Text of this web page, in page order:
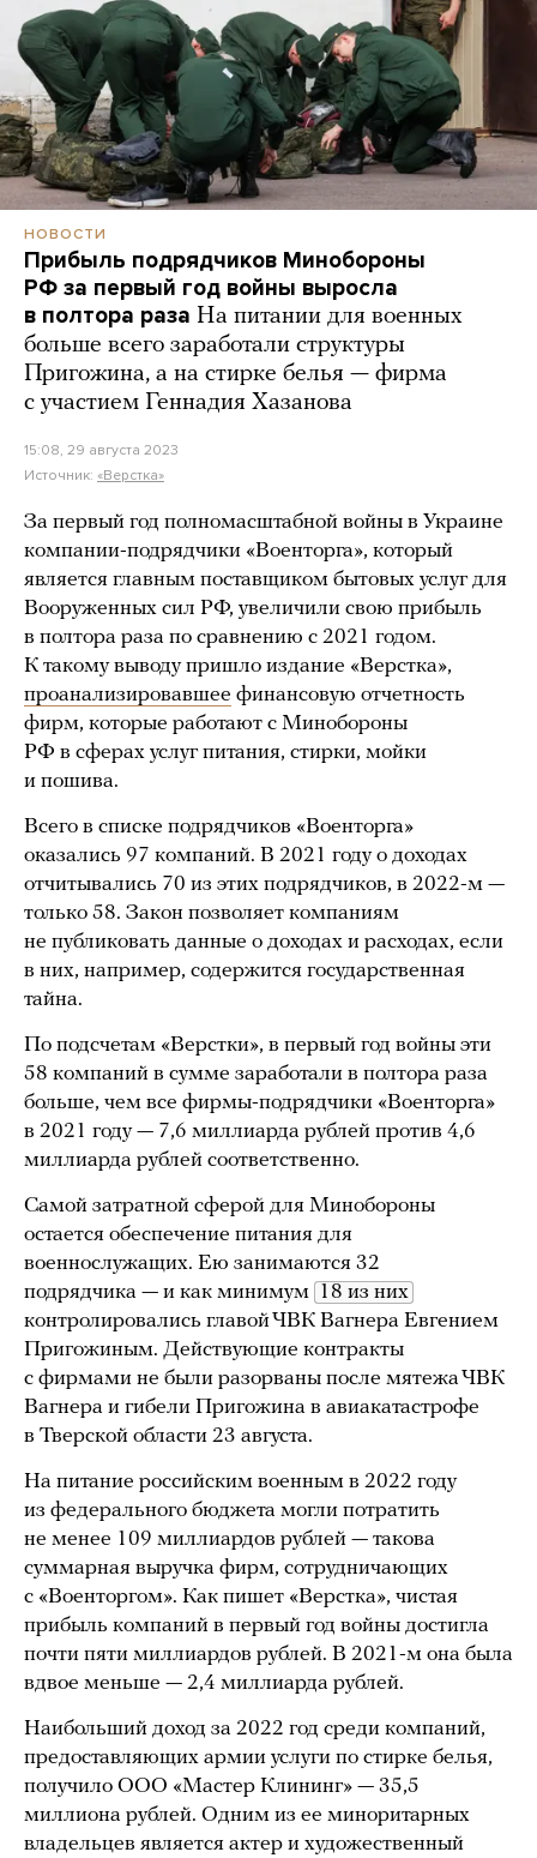
НОВОСТИ
Прибыль подрядчиков Минобороны
РФ за первый год войны выросла
в полтора раза На питании для военных
больше всего заработали структуры
Пригожина, а на стирке белья — фирма
с участием Геннадия Хазанова
15:08, 29 августа 2023
Источник: «Верстка»
За первый год полномасштабной войны в Украине
компании-подрядчики «Военторга», который
является главным поставщиком бытовых услуг для
Вооруженных сил РФ, увеличили свою прибыль
в полтора раза по сравнению с 2021 годом.
К такому выводу пришло издание «Верстка»,
проанализировавшее финансовую отчетность
фирм, которые работают с Минобороны
РФ в сферах услуг питания, стирки, мойки
и пошива.
Всего в списке подрядчиков «Военторга»
оказались 97 компаний. В 2021 году о доходах
отчитывались 70 из этих подрядчиков, в 2022-м —
только 58. Закон позволяет компаниям
не публиковать данные о доходах и расходах, если
в них, например, содержится государственная
тайна.
По подсчетам «Верстки», в первый год войны эти
58 компаний в сумме заработали в полтора раза
больше, чем все фирмы-подрядчики «Военторга»
в 2021 году — 7,6 миллиарда рублей против 4,6
миллиарда рублей соответственно.
Самой затратной сферой для Минобороны
остается обеспечение питания для
военнослужащих. Ею занимаются 32
подрядчика — и как минимум 18 из них
контролировались главой ЧВК Вагнера Евгением
Пригожиным. Действующие контракты
с фирмами не были разорваны после мятежа ЧВК
Вагнера и гибели Пригожина в авиакатастрофе
в Тверской области 23 августа.
На питание российским военным в 2022 году
из федерального бюджета могли потратить
не менее 109 миллиардов рублей — такова
суммарная выручка фирм, сотрудничающих
с «Военторгом». Как пишет «Верстка», чистая
прибыль компаний в первый год войны достигла
почти пяти миллиардов рублей. В 2021-м она была
вдвое меньше — 2,4 миллиарда рублей.
Наибольший доход за 2022 год среди компаний,
предоставляющих армии услуги по стирке белья,
получило ООО «Мастер Клининг» — 35,5
миллиона рублей. Одним из ее миноритарных
владельцев является актер и художественный